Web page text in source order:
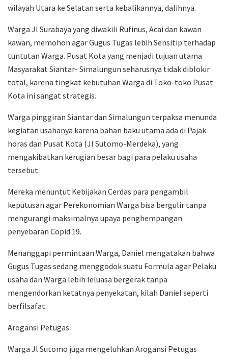
wilayah Utara ke Selatan serta kebalikannya, dalihnya.
Warga Jl Surabaya yang diwakili Rufinus, Acai dan kawan
kawan, memohon agar Gugus Tugas lebih Sensitip terhadap
tuntutan Warga. Pusat Kota yang menjadi tujuan utama
Masyarakat Siantar- Simalungun seharusnya tidak diblokir
total, karena tingkat kebutuhan Warga di Toko-toko Pusat
Kota ini sangat strategis.
Warga pinggiran Siantar dan Simalungun terpaksa menunda
kegiatan usahanya karena bahan baku utama ada di Pajak
horas dan Pusat Kota (Jl Sutomo-Merdeka), yang
mengakibatkan kerugian besar bagi para pelaku usaha
tersebut.
Mereka menuntut Kebijakan Cerdas para pengambil
keputusan agar Perekonomian Warga bisa bergulir tanpa
mengurangi maksimalnya upaya penghempangan
penyebaran Copid 19.
Menanggapi permintaan Warga, Daniel mengatakan bahwa
Gugus Tugas sedang menggodok suatu Formula agar Pelaku
usaha dan Warga lebih leluasa bergerak tanpa
mengendorkan ketatnya penyekatan, kilah Daniel seperti
berfilsafat.
Arogansi Petugas.
Warga Jl Sutomo juga mengeluhkan Arogansi Petugas